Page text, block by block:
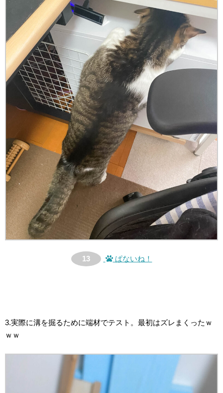
13 ぱないね！
3.実際に溝を掘るために端材でテスト。最初はズレまくったｗ
ｗｗ